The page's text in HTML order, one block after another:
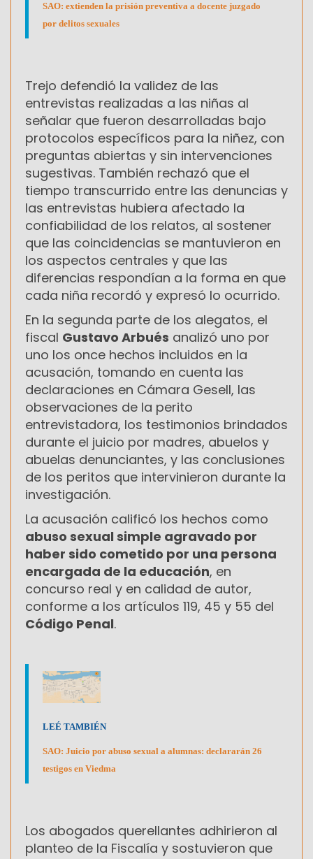
SAO: extienden la prisión preventiva a docente juzgado
por delitos sexuales
Trejo defendió la validez de las
entrevistas realizadas a las niñas al
señalar que fueron desarrolladas bajo
protocolos específicos para la niñez, con
preguntas abiertas y sin intervenciones
sugestivas. También rechazó que el
tiempo transcurrido entre las denuncias y
las entrevistas hubiera afectado la
confiabilidad de los relatos, al sostener
que las coincidencias se mantuvieron en
los aspectos centrales y que las
diferencias respondían a la forma en que
cada niña recordó y expresó lo ocurrido.
En la segunda parte de los alegatos, el
fiscal Gustavo Arbués analizó uno por
uno los once hechos incluidos en la
acusación, tomando en cuenta las
declaraciones en Cámara Gesell, las
observaciones de la perito
entrevistadora, los testimonios brindados
durante el juicio por madres, abuelos y
abuelas denunciantes, y las conclusiones
de los peritos que intervinieron durante la
investigación.
La acusación calificó los hechos como
abuso sexual simple agravado por
haber sido cometido por una persona
encargada de la educación, en
concurso real y en calidad de autor,
conforme a los artículos 119, 45 y 55 del
Código Penal.
LEÉ TAMBIÉN
SAO: Juicio por abuso sexual a alumnas: declararán 26
testigos en Viedma
Los abogados querellantes adhirieron al
planteo de la Fiscalía y sostuvieron que